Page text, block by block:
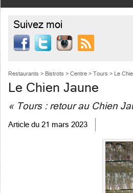
Suivez moi

Restaurants > Bistrots > Centre > Tours > Le
Le Chien Jaune
« Tours : retour au Chien
Article du 21 mars 2023